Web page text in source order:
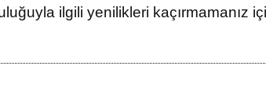
ilgili yenilikleri kaçırmamanız